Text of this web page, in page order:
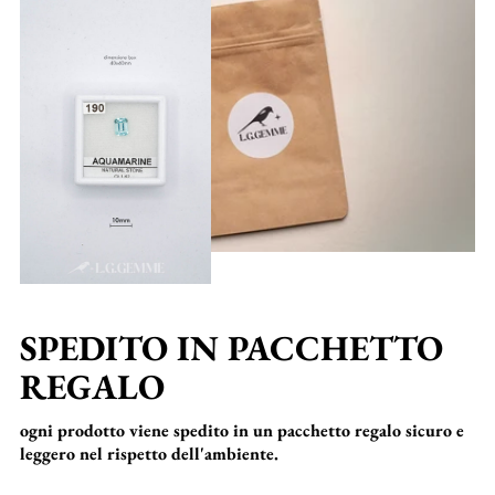
SPEDITO IN PACCHETTO
REGALO
ogni prodotto viene spedito in un pacchetto regalo sicuro e
leggero nel rispetto dell'ambiente.